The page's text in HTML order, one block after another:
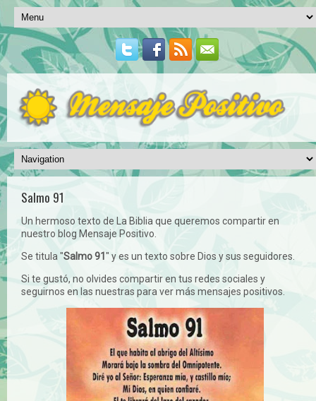
Salmo 91
Un hermoso texto de La Biblia que queremos compartir en
nuestro blog Mensaje Positivo.
Se titula "Salmo 91 " y es un texto sobre Dios y sus seguidores.
Si te gustó, no olvides compartir en tus redes sociales y
seguirnos en las nuestras para ver más mensajes positivos.